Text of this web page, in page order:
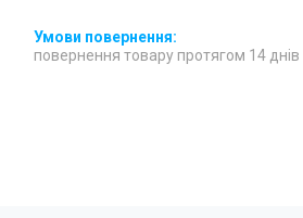
повернення товару протягом 14 днів